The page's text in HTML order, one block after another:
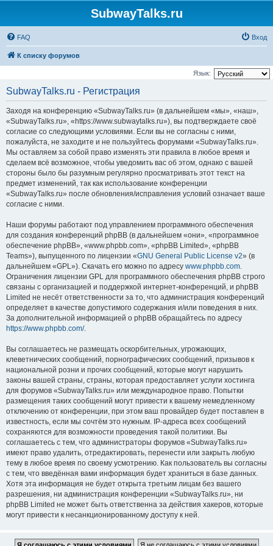
SubwayTalks.ru
FAQ Вход
К списку форумов
Язык:
SubwayTalks.ru - Регистрация
Заходя на конференцию «SubwayTalks.ru» (в дальнейшем «мы», «наш»,
«SubwayTalks.ru», «https://www.subwaytalks.ru»), вы подтверждаете своё
согласие со следующими условиями. Если вы не согласны с ними,
пожалуйста, не заходите и не пользуйтесь форумами «SubwayTalks.ru».
Мы оставляем за собой право изменять эти правила в любое время и
сделаем всё возможное, чтобы уведомить вас об этом, однако с вашей
стороны было бы разумным регулярно просматривать этот текст на
предмет изменений, так как использование конференции
«SubwayTalks.ru» после обновления/исправления условий означает ваше
согласие с ними.
Наши форумы работают под управлением программного обеспечения
для создания конференций phpBB (в дальнейшем «они», «программное
обеспечение phpBB», «www.phpbb.com», «phpBB Limited», «phpBB
Teams»), выпущенного по лицензии «GNU General Public License v2» (в
дальнейшем «GPL»). Скачать его можно по адресу www.phpbb.com.
Ограничения лицензии GPL для программного обеспечения phpBB строго
связаны с организацией и поддержкой интернет-конференций, и phpBB
Limited не несёт ответственности за то, что администрация конференций
определяет в качестве допустимого содержания и/или поведения в них.
За дополнительной информацией о phpBB обращайтесь по адресу
https://www.phpbb.com/.
Вы соглашаетесь не размещать оскорбительных, угрожающих,
клеветнических сообщений, порнографических сообщений, призывов к
национальной розни и прочих сообщений, которые могут нарушить
законы вашей страны, страны, которая предоставляет услуги хостинга
для форумов «SubwayTalks.ru» или международное право. Попытки
размещения таких сообщений могут привести к вашему немедленному
отключению от конференции, при этом ваш провайдер будет поставлен в
известность, если мы сочтём это нужным. IP-адреса всех сообщений
сохраняются для возможности проведения такой политики. Вы
соглашаетесь с тем, что администраторы форумов «SubwayTalks.ru»
имеют право удалить, отредактировать, перенести или закрыть любую
тему в любое время по своему усмотрению. Как пользователь вы согласны
с тем, что введённая вами информация будет храниться в базе данных.
Хотя эта информация не будет открыта третьим лицам без вашего
разрешения, ни администрация конференции «SubwayTalks.ru», ни
phpBB Limited не может быть ответственна за действия хакеров, которые
могут привести к несанкционированному доступу к ней.